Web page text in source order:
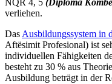
NQR 4, 5 (Diploma
verliehen.
Das Ausbildungssystem in
Aftësimit Profesional) ist
individuellen Fähigkeiten
besteht zu 30 % aus
Ausbildung beträgt in der